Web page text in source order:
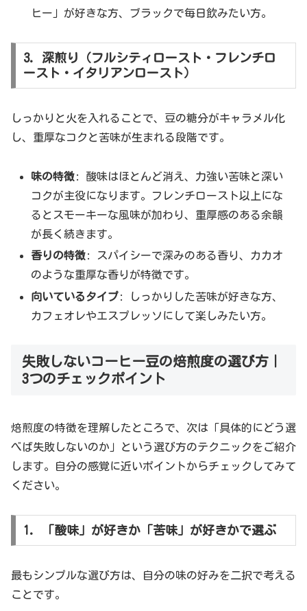
ヒー」が好きな方、ブラックで毎日飲みたい方。
3. 深煎り（フルシティロースト・フレンチロ
ースト・イタリアンロースト）
しっかりと火を入れることで、豆の糖分がキャラメル化
し、重厚なコクと苦味が生まれる段階です。
味の特徴: 酸味はほとんど消え、力強い苦味と深い
コクが主役になります。フレンチロースト以上にな
るとスモーキーな風味が加わり、重厚感のある余韻
が長く続きます。
香りの特徴: スパイシーで深みのある香り、カカオ
のような重厚な香りが特徴です。
向いているタイプ: しっかりした苦味が好きな方、
カフェオレやエスプレッソにして楽しみたい方。
失敗しないコーヒー豆の焙煎度の選び方｜
3つのチェックポイント
焙煎度の特徴を理解したところで、次は「具体的にどう選
べば失敗しないのか」という選び方のテクニックをご紹介
します。自分の感覚に近いポイントからチェックしてみて
ください。
1. 「酸味」が好きか「苦味」が好きかで選ぶ
最もシンプルな選び方は、自分の味の好みを二択で考える
ことです。